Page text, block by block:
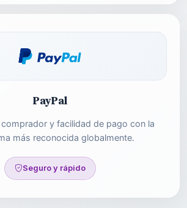
PayPal
y facilidad de pago con la
más reconocida globalmente.
Seguro y rápido